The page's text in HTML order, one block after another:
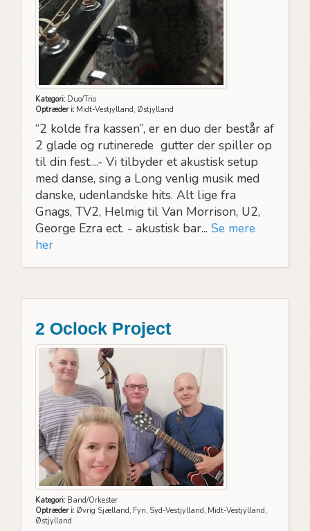
Kategori:Duo/Trio
Optræder i:Midt-Vestjylland, Østjylland
“2 kolde fra kassen”, er en duo der består af
2 glade og rutinerede gutter der spiller op
til din fest....- Vi tilbyder et akustisk setup
med danse, sing a Long venlig musik med
danske, udenlandske hits. Alt lige fra
Gnags, TV2, Helmig til Van Morrison, U2,
George Ezra ect. - akustisk bar... Se mere
her
2 Oclock Project
Kategori:Band/Orkester
Optræder i:Øvrig Sjælland, Fyn, Syd-Vestjylland, Midt-Vestjylland,
Østjylland